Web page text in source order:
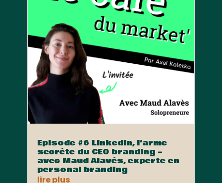
Episode #6 Linkedin, l’arme
secrète du CEO branding –
avec Maud Alavès, experte en
personal branding
lire plus